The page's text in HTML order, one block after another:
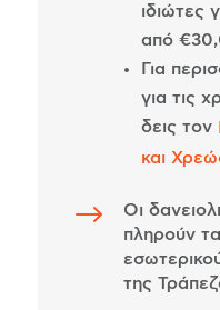
ιδιώτες
από
Για
για τις
δεις τον
και
$
Οι
πληρούν
της